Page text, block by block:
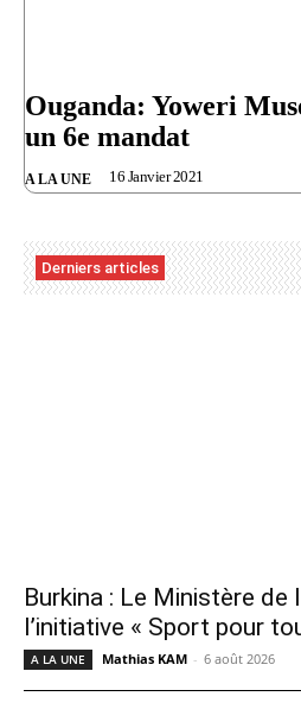
Ouganda: Yoweri
un 6e mandat
A LA UNE 16 Janvier 2021
Derniers articles
Burkina : Le Ministère de
l’initiative « Sport pour
A LA UNE Mathias KAM - 6 août 2026